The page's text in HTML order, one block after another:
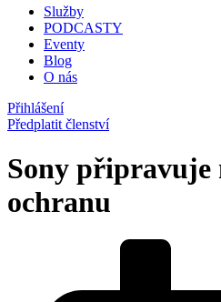
Služby
PODCASTY
Eventy
Blog
O nás
Přihlášení
Předplatit členství
Sony připravuje
ochranu